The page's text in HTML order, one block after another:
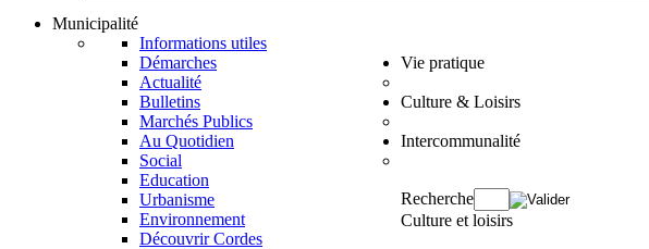
Municipalité
Informations utiles
Démarches
Actualité
Bulletins
Marchés Publics
Vie pratique
Au Quotidien
Social
Education
Urbanisme
Environnement
Culture & Loisirs
Découvrir Cordes
Intercommunalité
Recherche
Culture et loisirs